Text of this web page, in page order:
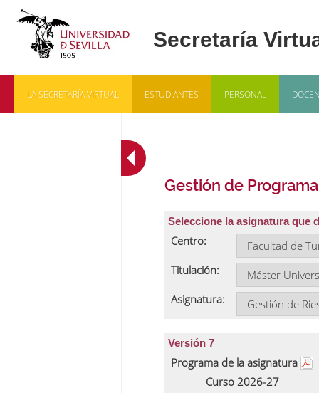
LA SECRETARÍA VIRTUAL ESTUDIANTES PERSONAL
Gestión de
Seleccione la asignatura que
Centro:
Titulación:
Asignatura:
Versión 7
Programa de la asignatura
Curso 2026-27